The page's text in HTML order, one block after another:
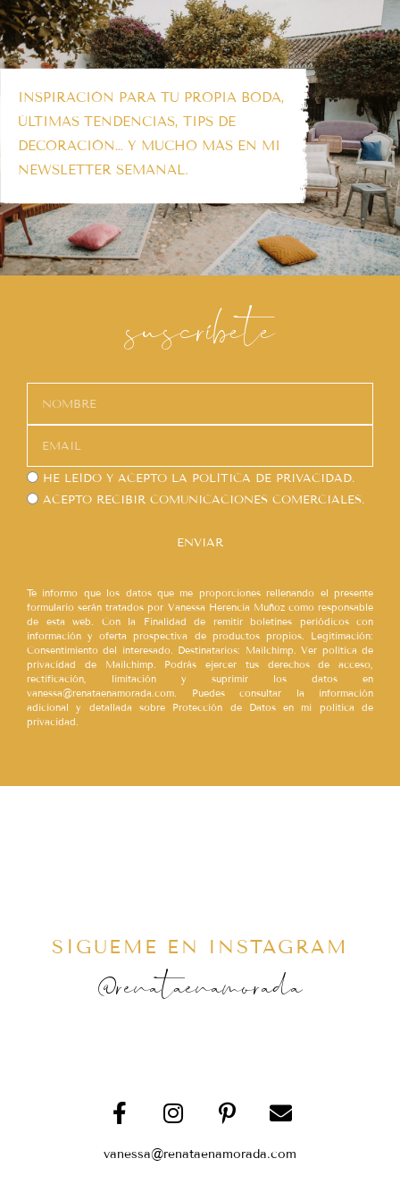
INSPIRACIÓN PARA TU PROPIA BODA,
ÚLTIMAS TENDENCIAS, TIPS DE
DECORACIÓN… Y MUCHO MÁS EN MI
NEWSLETTER SEMANAL.
suscríbete
HE LEÍDO Y ACEPTO LA POLÍTICA DE PRIVACIDAD.
ACEPTO RECIBIR COMUNICACIONES COMERCIALES.
ENVIAR
Te informo que los datos que me proporciones rellenando el presente
formulario serán tratados por Vanessa Herencia Muñoz como responsable
de esta web. Con la Finalidad de remitir boletines periódicos con
información y oferta prospectiva de productos propios. Legitimación:
Consentimiento del interesado. Destinatarios: Mailchimp. Ver política de
privacidad de Mailchimp. Podrás ejercer tus derechos de acceso,
rectificación, limitación y suprimir los datos en
vanessa@renataenamorada.com. Puedes consultar la información
adicional y detallada sobre Protección de Datos en mi política de
privacidad.
SÍGUEME EN INSTAGRAM
@renataenamorada
vanessa@renataenamorada.com